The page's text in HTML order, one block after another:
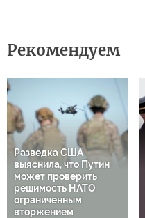
Рекомендуем
Разведка США
выяснила, что Путин
может проверить
решимость НАТО
ограниченным
вторжением